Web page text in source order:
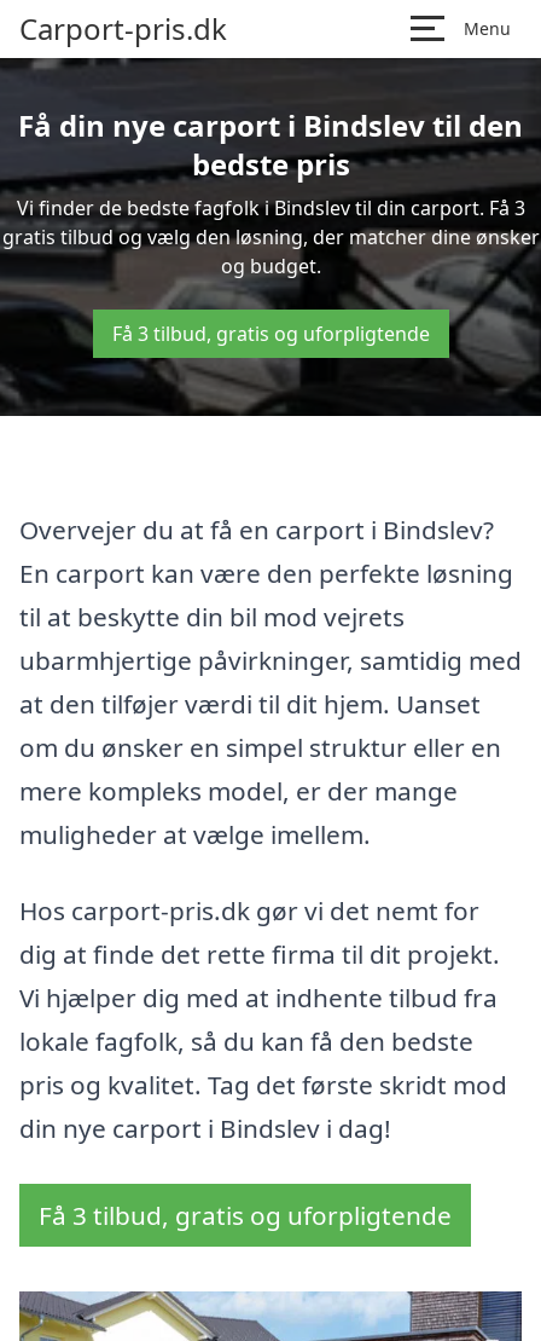
Carport-pris.dk Menu
Få din nye carport i Bindslev til den
bedste pris
Vi finder de bedste fagfolk i Bindslev til din carport. Få 3
gratis tilbud og vælg den løsning, der matcher dine ønsker
og budget.
Få 3 tilbud, gratis og uforpligtende
Overvejer du at få en carport i Bindslev?
En carport kan være den perfekte løsning
til at beskytte din bil mod vejrets
ubarmhjertige påvirkninger, samtidig med
at den tilføjer værdi til dit hjem. Uanset
om du ønsker en simpel struktur eller en
mere kompleks model, er der mange
muligheder at vælge imellem.
Hos carport-pris.dk gør vi det nemt for
dig at finde det rette firma til dit projekt.
Vi hjælper dig med at indhente tilbud fra
lokale fagfolk, så du kan få den bedste
pris og kvalitet. Tag det første skridt mod
din nye carport i Bindslev i dag!
Få 3 tilbud, gratis og uforpligtende